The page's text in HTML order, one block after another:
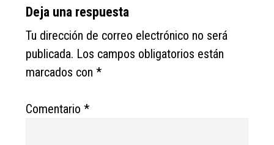
Reader
Interactions
Deja una respuesta
Tu dirección de correo electrónico no será
publicada. Los campos obligatorios están
marcados con*
Comentario*